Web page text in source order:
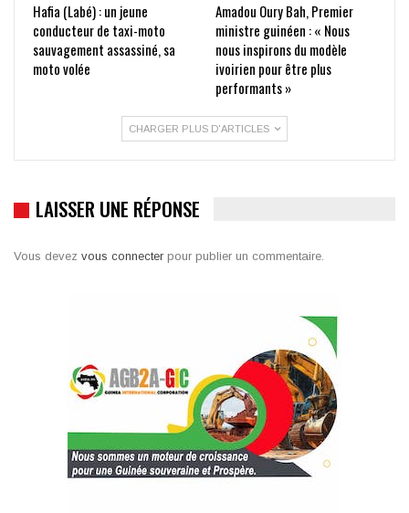
Hafia (Labé) : un jeune
conducteur de taxi-moto
sauvagement assassiné, sa
moto volée
Amadou Oury Bah, Premier
ministre guinéen : « Nous
nous inspirons du modèle
ivoirien pour être plus
performants »
CHARGER PLUS D'ARTICLES
LAISSER UNE RÉPONSE
Vous devez vous connecter pour publier un commentaire.